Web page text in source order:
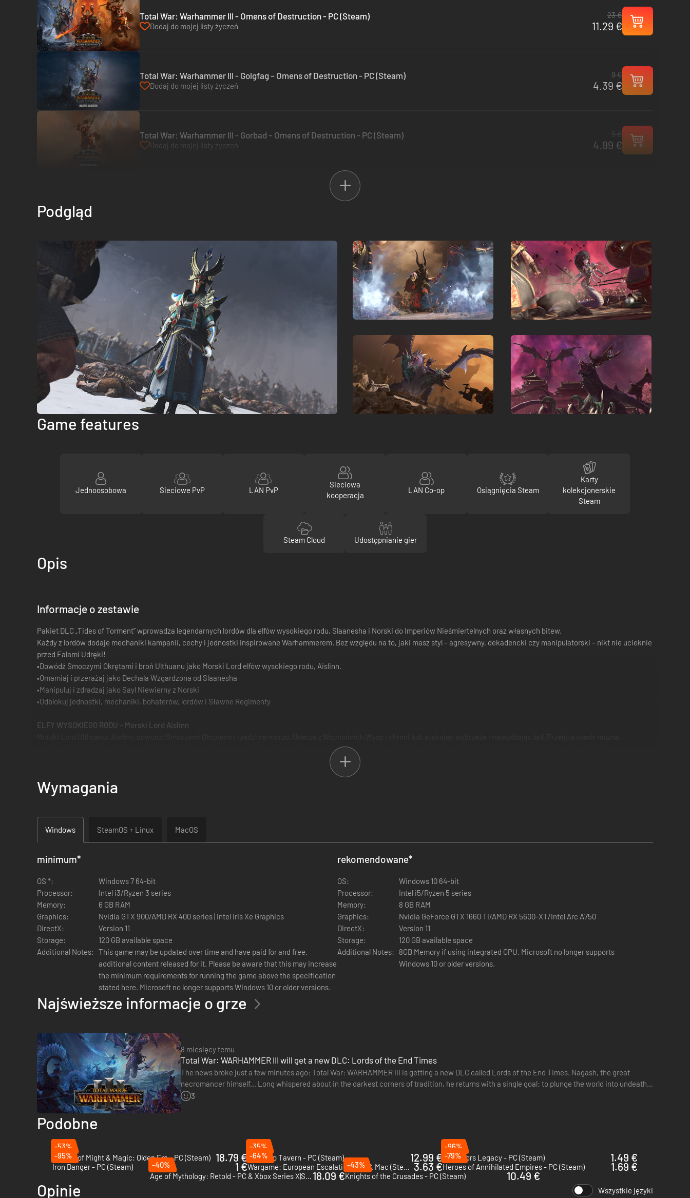
Total War: Warhammer III - Omens of Destruction - PC (Steam)
Dodaj do mojej listy życzeń
23 €
11.29 €
Total War: Warhammer III - Golgfag – Omens of Destruction - PC (Steam)
Dodaj do mojej listy życzeń
9 €
4.39 €
Total War: Warhammer III - Gorbad – Omens of Destruction - PC (Steam)
Dodaj do mojej listy życzeń 4.99 €
Podgląd
Game features
Jednoosobowa Sieciowe PvP LAN PvP
Sieciowa
kooperacja
LAN Co-op Osiągnięcia Steam
Karty
kolekcjonerskie
Steam
Steam Cloud Udostępnianie gier
Opis
Informacje o zestawie
Pakiet DLC „Tides of Torment” wprowadza legendarnych lordów dla elfów wysokiego rodu, Slaanesha i Norski do Imperiów Nieśmiertelnych oraz własnych bitew.
Każdy z lordów dodaje mechaniki kampanii, cechy i jednostki inspirowane Warhammerem. Bez względu na to, jaki masz styl – agresywny, dekadencki czy manipulatorski – nikt nie ucieknie
przed Falami Udręki!
•Dowódź Smoczymi Okrętami i broń Ulthuanu jako Morski Lord elfów wysokiego rodu, Aislinn.
•Omamiaj i przerażaj jako Dechala Wzgardzona od Slaanesha
•Manipuluj i zdradzaj jako Sayl Niewierny z Norski
•Odblokuj jednostki, mechaniki, bohaterów, lordów i Sławne Regimenty
ELFY WYSOKIEGO RODU – Morski Lord Aislinn
przekazać elfom lub założyć tam kolonie. Aislinn, wspierany przez Caradryana, korzysta w boju z Podniebnych Rydwanów, Okeanidów, Żywiołaków Morskich i Morskiego Żmija.
Okrutna Dechala to jedna z najwierniejszych czempionek Slaanesha. Każde zabójstwo poświęca Księciu Rozkoszy. Dowodzi oddziałami z Ukrytej Przystani w Kataju, skąd mami wrogów i
wznosi Pałace Rozkoszy. Na pole bitwy wkracza, dzierżąc sześć ostrzy – Styrkaara, Rozpustnice, Żarliwce, czempionów, Slaangorów i Peryty. Jej armia, Dręczyciele, to uosobienie rozpusty
NORSCA – Sayl Niewierny
Sayl doszedł do władzy dzięki zdradzie, sabotowaniu Schalkaina oraz zniewoleniu wyznawców w Pomiot Chaosu, Paszczę Nocy. Przeklęty i potężny, Sayl manipuluje ludźmi, by obrócić
wszystko w ruinę. Mag bitewny biegły w dwóch domenach magii w towarzystwie Beorga Bjornhamra przewodzi Grasantom Niedźwiedziołaków, Hegemonom Fimirów, Przeklętym Ettinom i
Wymagania
Windows SteamOS + Linux MacOS
minimum*
OS *:
Windows 7 64-bit
Processor:
Intel i3/Ryzen 3 series
Memory:
6 GB RAM
Graphics:
Nvidia GTX 900/AMD RX 400 series | Intel Iris Xe Graphics
DirectX:
Version 11
Storage:
120 GB available space
Additional Notes: This game may be updated over time and have paid for and free.
additional content released for it. Please be aware that this may increase
the minimum requirements for running the game above the specification
stated here. Microsoft no longer supports Windows 10 or older versions.
rekomendowane*
OS:
Windows 10 64-bit
Processor:
Intel i5/Ryzen 5 series
Memory:
8 GB RAM
Graphics:
Nvidia GeForce GTX 1660 Ti/AMD RX 5600-XT/Intel Arc A750
DirectX:
Version 11
Storage:
120 GB available space
Additional Notes:
8GB Memory if using integrated GPU. Microsoft no longer supports
Windows 10 or older versions.
Najświeższe informacje o grze
8 miesięcy temu
Total War: WARHAMMER III will get a new DLC: Lords of the End Times
The news broke just a few minutes ago: Total War: WARHAMMER III is getting a new DLC called Lords of the End Times. Nagash, the great
necromancer himself... Long whispered about in the darkest corners of tradition, he returns with a single goal: to plunge the world into undeath.
The expansion also got…
3
Podobne
-53%
Heroes of Might & Magic: Olden Era - PC (Steam)
18.79 €
-35%
Tabletop Tavern - PC (Steam)
12.99 €
-96%
Ancestors Legacy - PC (Steam)
1.49 €
-95%
Iron Danger - PC (Steam)
1 €
-64%
Wargame: European Escalation - PC & Mac (Steam) 3.63 €
-79%
Heroes of Annihilated Empires - PC (Steam)
1.69 €
-40%
Age of Mythology: Retold - PC & Xbox Series X|S (Microsoft Store) 18.09 €
-43%
Knights of the Crusades - PC (Steam)
10.49 €
Opinie Wszystkie języki